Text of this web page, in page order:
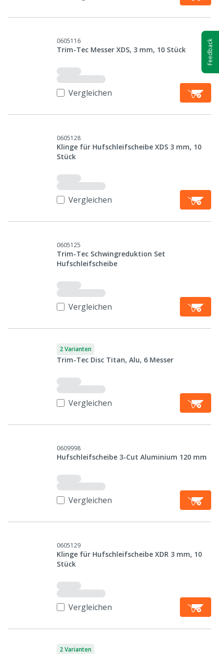
0605116
Trim-Tec Messer XDS, 3 mm, 10 Stück
Vergleichen
0605128
Klinge für Hufschleifscheibe XDS 3 mm, 10
Stück
Vergleichen
0605125
Trim-Tec Schwingreduktion Set
Hufschleifscheibe
Vergleichen
2 Varianten
Trim-Tec Disc Titan, Alu, 6 Messer
Vergleichen
0609998
Hufschleifscheibe 3-Cut Aluminium 120 mm
Vergleichen
0605129
Klinge für Hufschleifscheibe XDR 3 mm, 10
Stück
Vergleichen
2 Varianten
Feedback